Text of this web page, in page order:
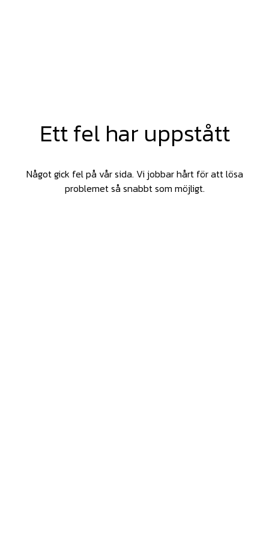
Ett fel har uppstått
Något gick fel på vår sida. Vi jobbar hårt för att lösa
problemet så snabbt som möjligt.